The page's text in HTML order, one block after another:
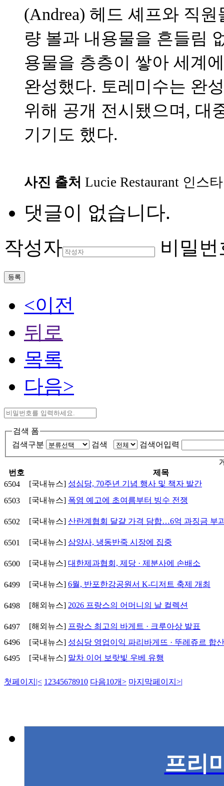
(Andrea) 헤드 셰프와 직
량 볼과 내용물을 흔들림
용물을 층층이 쌓아 세계
완성했다. 토레미수는 완
위해 공개 전시됐으며, 대
기기도 했다.
사진 출처 Lucie Restaurant 인스
댓글이 없습니다.
작성자
비밀번
등록
<이전
뒤로
목록
다음>
검색 폼
검색구분
검색 검색어입력
번호
제목
6504
[국내뉴스] 성심당, 70주년 기념 행사 및 책자 발간
6503
[국내뉴스] 폭염 예고에 초여름부터 빙수 전쟁
6502 [국내뉴스] 산란계협회 달걀 가격 담합…6억 과징금 부
6501 [국내뉴스] 삼양사, 냉동반죽 시장에 집중
6500 [국내뉴스] 대한제과협회, 제당 · 제분사에 손배소
6499 [국내뉴스] 6월, 반포한강공원서 K-디저트 축제 개최
6498 [해외뉴스] 2026 프랑스의 어머니의 날 컬렉션
6497 [해외뉴스] 프랑스 최고의 바게트 · 크루아상 발표
6496
[국내뉴스] 성심당 영업이익 파리바게뜨 · 뚜레쥬르 합
6495
[국내뉴스] 말차 이어 보랏빛 우베 유행
첫페이지 |< 1 2345678910 다음10개> 마지막페이지 >|
프리